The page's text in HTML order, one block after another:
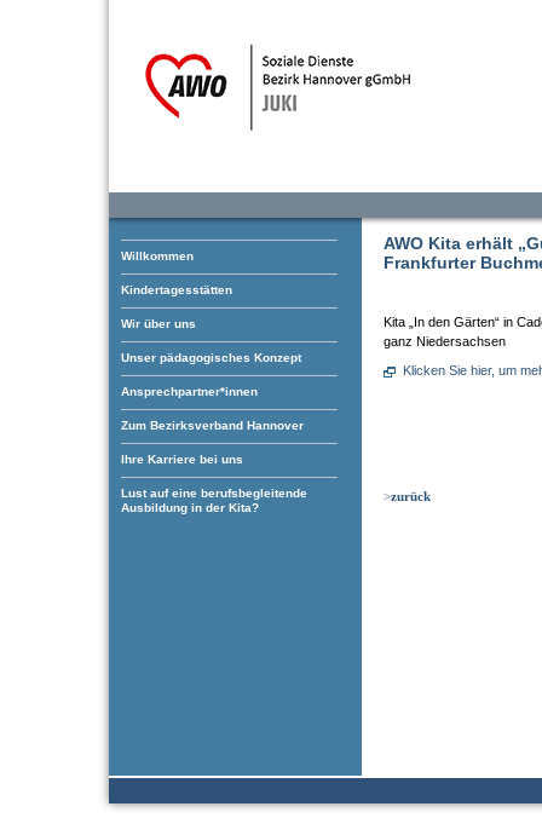
Willkommen
Kindertagesstätten
Wir über uns
Unser pädagogisches Konzept
Ansprechpartner*innen
Zum Bezirksverband Hannover
Ihre Karriere bei uns
Lust auf eine berufsbegleitende
Ausbildung in der Kita?
AWO Kita erhält
Frankfurter
Kita „In den Gärten“ in
ganz Niedersachsen
Klicken Sie hier, um
>zurück